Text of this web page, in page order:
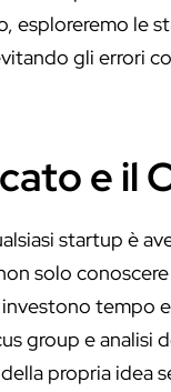
le
gli errori
e il
startup è
solo
tempo
group e analisi
propria idea